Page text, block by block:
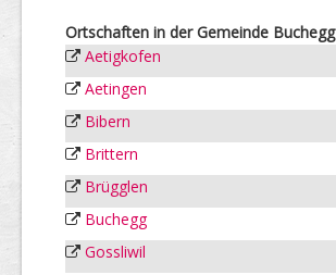
Ortschaften in der Gemeinde Buchegg
Aetigkofen
Aetingen
Bibern
Brittern
Brügglen
Buchegg
Gossliwil